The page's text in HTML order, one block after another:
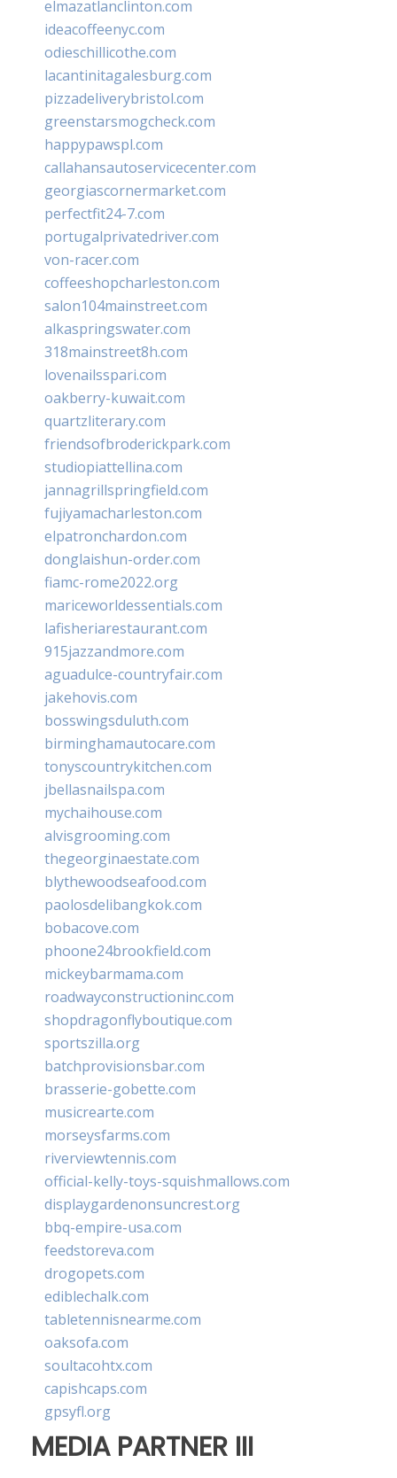
elmazatlanclinton.com
ideacoffeenyc.com
odieschillicothe.com
lacantinitagalesburg.com
pizzadeliverybristol.com
greenstarsmogcheck.com
happypawspl.com
callahansautoservicecenter.com
georgiascornermarket.com
perfectfit24-7.com
portugalprivatedriver.com
von-racer.com
coffeeshopcharleston.com
salon104mainstreet.com
alkaspringswater.com
318mainstreet8h.com
lovenailsspari.com
oakberry-kuwait.com
quartzliterary.com
friendsofbroderickpark.com
studiopiattellina.com
jannagrillspringfield.com
fujiyamacharleston.com
elpatronchardon.com
donglaishun-order.com
fiamc-rome2022.org
mariceworldessentials.com
lafisheriarestaurant.com
915jazzandmore.com
aguadulce-countryfair.com
jakehovis.com
bosswingsduluth.com
birminghamautocare.com
tonyscountrykitchen.com
jbellasnailspa.com
mychaihouse.com
alvisgrooming.com
thegeorginaestate.com
blythewoodseafood.com
paolosdelibangkok.com
bobacove.com
phoone24brookfield.com
mickeybarmama.com
roadwayconstructioninc.com
shopdragonflyboutique.com
sportszilla.org
batchprovisionsbar.com
brasserie-gobette.com
musicrearte.com
morseysfarms.com
riverviewtennis.com
official-kelly-toys-squishmallows.com
displaygardenonsuncrest.org
bbq-empire-usa.com
feedstoreva.com
drogopets.com
ediblechalk.com
tabletennisnearme.com
oaksofa.com
soultacohtx.com
capishcaps.com
gpsyfl.org
MEDIA PARTNER III